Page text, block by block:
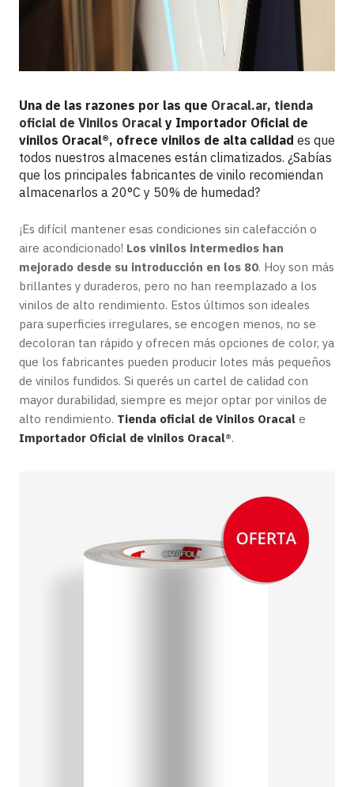
Una de las razones por las que Oracal.ar, tienda
oficial de Vinilos Oracal y Importador Oficial de
vinilos Oracal®, ofrece vinilos de alta calidad es que
todos nuestros almacenes están climatizados. ¿Sabías
que los principales fabricantes de vinilo recomiendan
almacenarlos a 20°C y 50% de humedad?
¡Es difícil mantener esas condiciones sin calefacción o
aire acondicionado! Los vinilos intermedios han
mejorado desde su introducción en los 80. Hoy son más
brillantes y duraderos, pero no han reemplazado a los
vinilos de alto rendimiento. Estos últimos son ideales
para superficies irregulares, se encogen menos, no se
decoloran tan rápido y ofrecen más opciones de color, ya
que los fabricantes pueden producir lotes más pequeños
de vinilos fundidos. Si querés un cartel de calidad con
mayor durabilidad, siempre es mejor optar por vinilos de
alto rendimiento. Tienda oficial de Vinilos Oracal e
Importador Oficial de vinilos Oracal®.